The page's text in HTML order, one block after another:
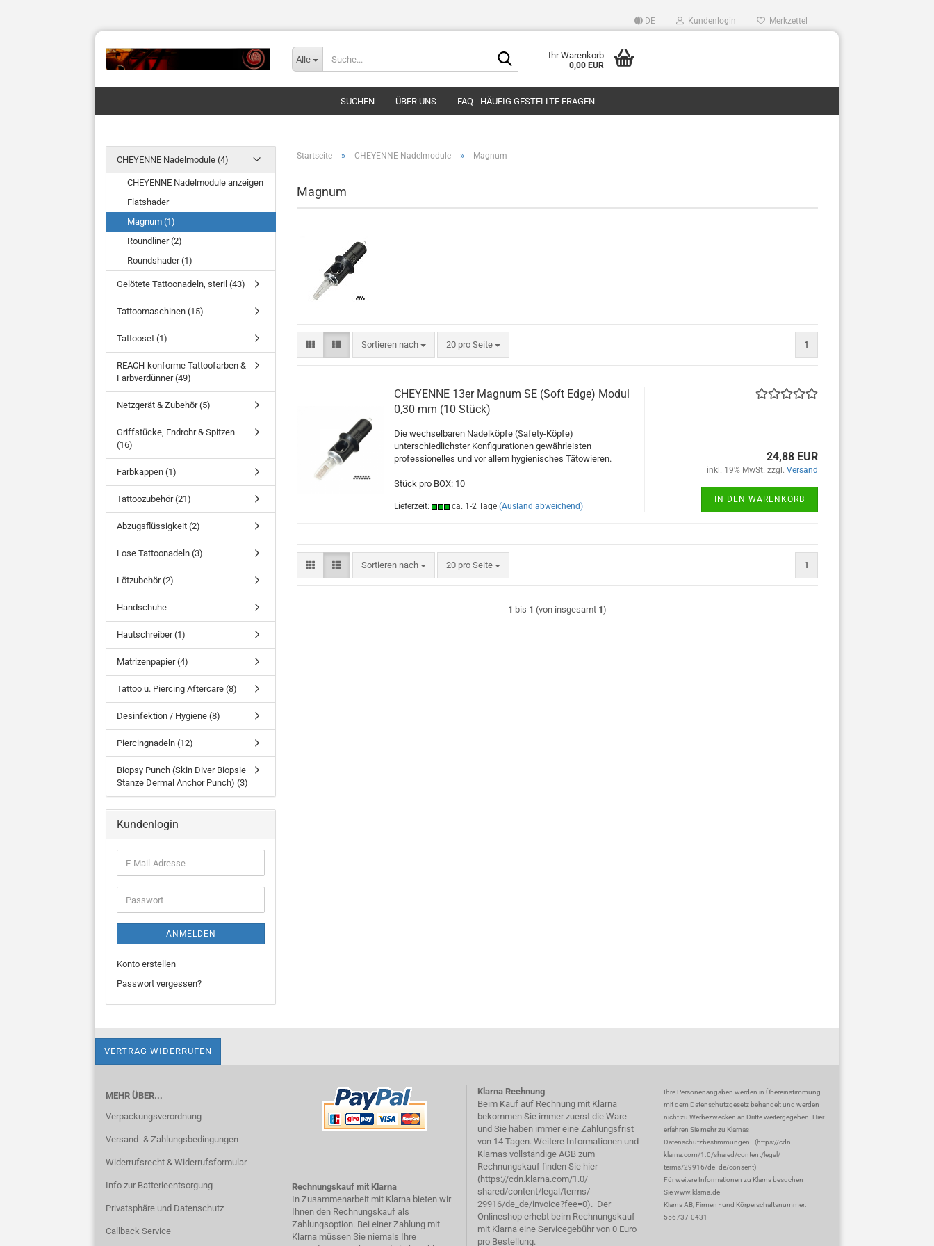
DE Kundenlogin Merkzettel
Alle Ihr Warenkorb
0,00 EUR
SUCHEN ÜBER UNS FAQ - HÄUFIG GESTELLTE FRAGEN
Startseite » CHEYENNE Nadelmodule » Magnum
Magnum
Sortieren nach
Sortieren nach 20 pro Seite
pro Seite 1
CHEYENNE 13er Magnum SE (Soft Edge) Modul
0,30 mm (10 Stück)
Die wechselbaren Nadelköpfe (Safety-Köpfe)
unterschiedlichster Konfigurationen gewährleisten
professionelles und vor allem hygienisches Tätowieren.
Stück pro BOX: 10
Lieferzeit: ca. 1-2 Tage (Ausland abweichend)
24,88 EUR
inkl. 19% MwSt. zzgl. Versand
IN DEN WARENKORB
Sortieren nach
Sortieren nach 20 pro Seite
pro Seite 1
1 bis 1 (von insgesamt 1)
CHEYENNE Nadelmodule (4)
CHEYENNE Nadelmodule anzeigen
Flatshader
Magnum (1)
Roundliner (2)
Roundshader (1)
Gelötete Tattoonadeln, steril (43)
Tattoomaschinen (15)
Tattooset (1)
REACH-konforme Tattoofarben &
Farbverdünner (49)
Netzgerät & Zubehör (5)
Griffstücke, Endrohr & Spitzen
(16)
Farbkappen (1)
Tattoozubehör (21)
Abzugsflüssigkeit (2)
Lose Tattoonadeln (3)
Lötzubehör (2)
Handschuhe
Hautschreiber (1)
Matrizenpapier (4)
Tattoo u. Piercing Aftercare (8)
Desinfektion / Hygiene (8)
Piercingnadeln (12)
Biopsy Punch (Skin Diver Biopsie
Stanze Dermal Anchor Punch) (3)
Kundenlogin
E-
Mail-
Adresse
Passwort
ANMELDEN
Konto erstellen
Passwort vergessen?
VERTRAG WIDERRUFEN
MEHR ÜBER...
Verpackungsverordnung
Versand- & Zahlungsbedingungen
Widerrufsrecht & Widerrufsformular
Info zur Batterieentsorgung
Privatsphäre und Datenschutz
Callback Service
Rechnungskauf mit Klarna
In Zusammenarbeit mit Klarna bieten wir
Ihnen den Rechnungskauf als
Zahlungsoption. Bei einer Zahlung mit
Klarna müssen Sie niemals Ihre
Klarna Rechnung
Beim Kauf auf Rechnung mit Klarna
bekommen Sie immer zuerst die Ware
und Sie haben immer eine Zahlungsfrist
von 14 Tagen. Weitere Informationen und
Klarnas vollständige AGB zum
Rechnungskauf finden Sie hier
(https://cdn.klarna.com/1.0/
shared/content/legal/terms/
29916/de_de/invoice?fee=0). Der
Onlineshop erhebt beim Rechnungskauf
mit Klarna eine Servicegebühr von 0 Euro
pro Bestellung.
Ihre Personenangaben werden in Übereinstimmung
mit dem Datenschutzgesetz behandelt und werden
nicht zu Werbezwecken an Dritte weitergegeben. Hier
erfahren Sie mehr zu Klarnas
Datenschutzbestimmungen.
(https://cdn.
klarna.com/1.0/shared/content/legal/
terms/29916/de_de/consent)
Für weitere Informationen zu Klarna besuchen
Siewww.klarna.de
Klarna AB, Firmen - und Körperschaftsnummer:
556737-0431